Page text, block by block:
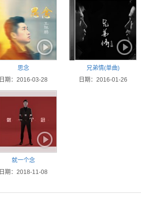
思念
日期：2016-03-28
兄弟情(单曲)
日期：2016-01-26
就一个念
日期：2018-11-08